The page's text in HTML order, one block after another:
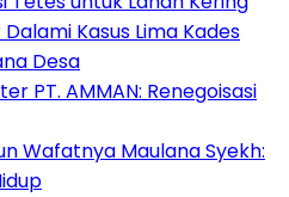
Kasus Lima Kades
Desa
PT. AMMAN: Renegoisasi
Wafatnya Maulana Syekh: